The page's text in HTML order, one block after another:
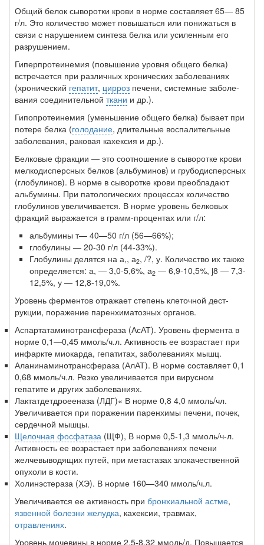
Общий белок сыворотки крови в норме составляет 65— 85
г/л. Это количество может повышаться или понижать­ся в
связи с нарушением синтеза белка или усиленным его
разрушением.
Гиперпротеинемия (повышение уровня общего белка)
встречается при различных хронических заболеваниях
(хронический гепатит, цирроз печени, системные заболе­
вания соединительной ткани и др.).
Гипопротеинемия (уменьшение общего белка) бывает при
потере белка (голодание, длительные воспалительные
заболевания, раковая кахексия и др.).
Белковые фракции — это соотношение в сыворотке крови
мелкодисперсных белков (альбуминов) и грубодисперсных
(глобулинов). В норме в сыворотке крови преобладают
альбумины. При патологических процессах количество
глобулинов увеличивается. В норме уровень белковых
фрак­ций выражается в грамм-процентах или г/л:
альбумины т— 40—50 г/л (56—66%);
глобулины — 20-30 г/л (44-33%).
Глобулины делятся на а,, а2, /?, у. Количество их также
определяется: а, — 3,0-5,6%, а2 — 6,9-10,5%, j8 — 7,3-
12,5%, у — 12,8-19,0%.
Уровень ферментов отражает степень клеточной дест­
рукции, поражение паренхиматозных органов.
Аспартатаминотрансфераза (АсАТ). Уровень фер­мента в
норме 0,1—0,45 ммоль/ч.л. Активность ее возрас­тает при
инфаркте миокарда, гепатитах, заболеваниях мышц.
Аланинаминотрансфераза (АлАТ). В норме состав­ляет 0,1
0,68 ммоль/ч.л. Резко увеличивается при ви­русном
гепатите и других заболеваниях.
Лактатдетдроееназа (ЛДГ)« В норме 0,8 4,0 ммоль/чл.
Увеличивается при поражении паренхимы печени, почек,
сердечной мышцы.
Щелочная фосфатаза (ЩФ), В норме 0,5-1,3 ммоль/ч-л.
Активность ее возрастает при заболеваниях печени
желчевыводящих путей, при метастазах злокачественной
опухоли в кости.
Холинэстераза (ХЭ). В норме 160—340 ммоль/ч.л.
Увеличивается ее активность при бронхиальной астме,
язвенной болезни желудка, кахексии, травмах,
отравлениях.
Уровень мочевины в норме 2,5-8,32 ммоль/д. Повыша­ется